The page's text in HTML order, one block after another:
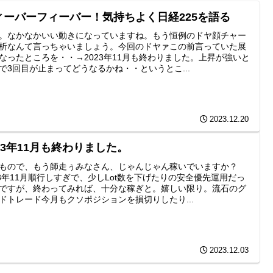
ーバーフィーバー！気持ちよく日経225を語る
なかなかいい動きになっていますね。もう恒例のドヤ顔チャー
なんて言っちゃいましょう。今回のドヤァこの前言っていた展
ったところを・・→2023年11月も終わりました。上昇が強いと
3回目が止まってどうなるかね・・というとこ...
2023.12.20
年11月も終わりました。
ので、もう師走ぅみなさん、じゃんじゃん稼いでいますか？
11月順行しすぎで、少しLot数を下げたりの安全優先運用だっ
すが、終わってみれば、十分な稼ぎと。嬉しい限り。流石のグ
トレード今月もクソポジションを損切りしたり...
2023.12.03